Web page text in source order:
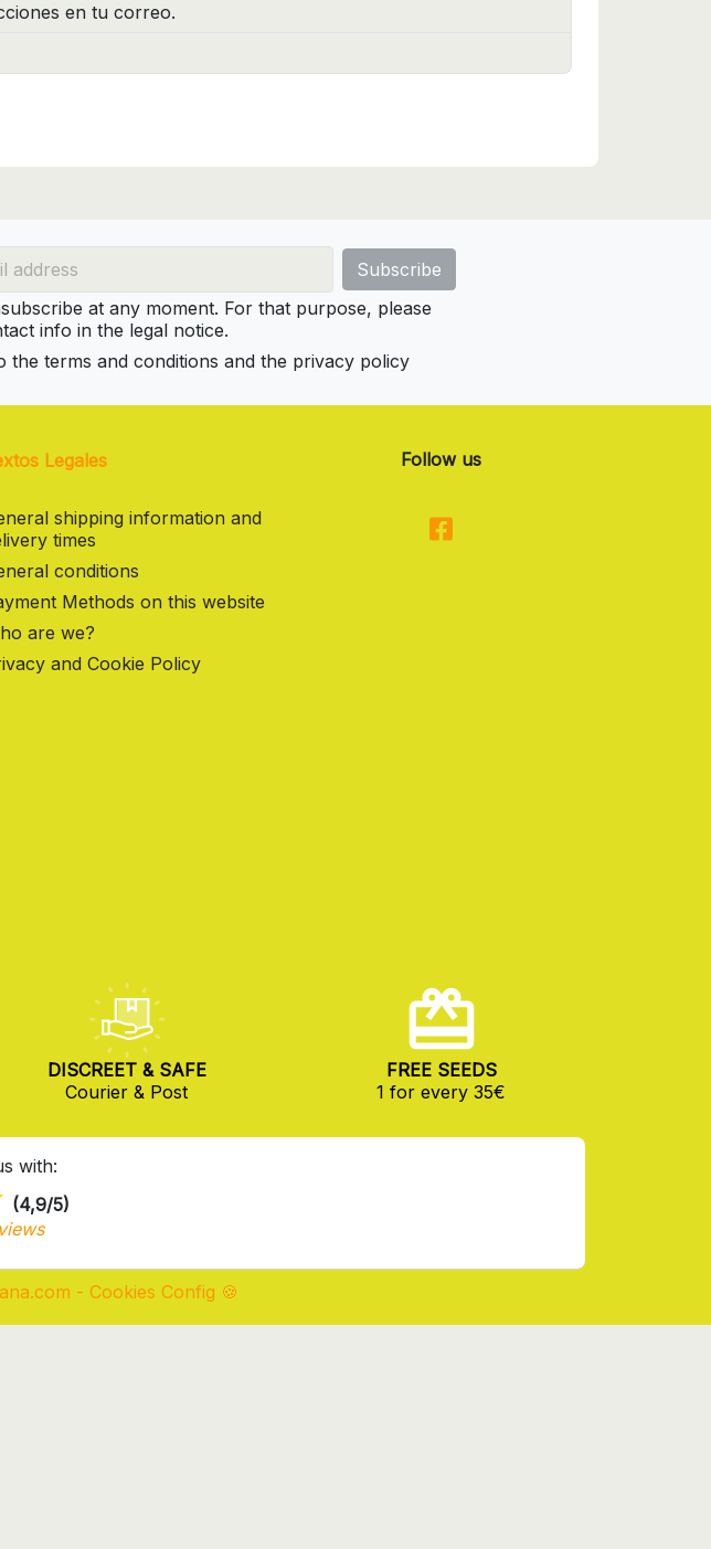
en tu correo.
at any moment. For that purpose, please
info in the legal notice.
the terms and conditions and the privacy policy
Legales
shipping information and
times
conditions
Methods on this website
are we?
and Cookie Policy
Follow us
DISCREET & SAFE
Courier & Post
FREE SEEDS
1 for every 35€
with:
(4,9/5)
- Cookies Config 🍪